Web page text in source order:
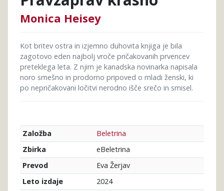
Monica Heisey
Kot britev ostra in izjemno duhovita knjiga je bila
zagotovo eden najbolj vroče pričakovanih prvencev
preteklega leta. Z njim je kanadska novinarka napisala
noro smešno in prodorno pripoved o mladi ženski, ki
po nepričakovani ločitvi nerodno išče srečo in smisel.
Založba
Beletrina
Zbirka
eBeletrina
Prevod
Eva Žerjav
Leto izdaje
2024